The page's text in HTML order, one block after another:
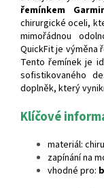
řemínkem
chirurgické oceli,
mimořádnou
QuickFit je výměna
Tento řemínek je
sofistikovaného
doplněk, který
Klíčové
materiál:
zapínání na
vhodné pro: